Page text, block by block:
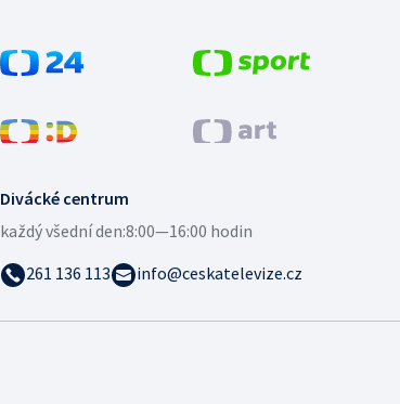
Divácké centrum
každý všední den:8:00—16:00 hodin
261 136 113
info@ceskatelevize.cz